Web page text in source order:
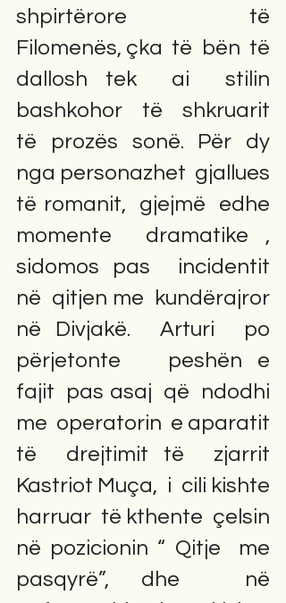
shpirtërore  të
Filomenës, çka  të  bën  të
dallosh tek  ai  stilin
bashkohor  të  shkruarit
të  prozës  sonë.  Për  dy
nga personazhet  gjallues
të romanit,  gjejmë  edhe
momente  dramatike ,
sidomos pas  incidentit
në  qitjen me  kundërajror
në Divjakë.  Arturi  po
përjetonte   peshën e
fajit  pas asaj  që  ndodhi
me  operatorin  e aparatit
të  drejtimit të  zjarrit
Kastriot Muça,  i  cili kishte
harruar  të kthente  çelsin
në pozicionin “ Qitje  me
pasqyrë”, dhe  në